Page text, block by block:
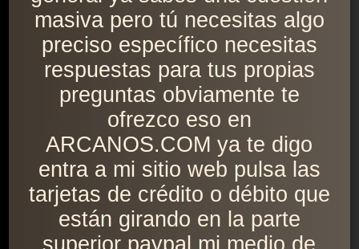
masiva pero tú necesitas algo
preciso específico necesitas
respuestas para tus propias
preguntas obviamente te
ofrezco eso en
ARCANOS.COM ya te digo
entra a mi sitio web pulsa las
tarjetas de crédito o débito que
están girando en la parte